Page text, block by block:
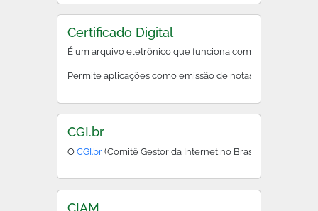
Certificado Digital
É um arquivo eletrônico que funciona como uma carteira
Permite aplicações como emissão de notas fiscais
CGI.br
OCGI.br (Comitê Gestor da Internet no Brasil) define
CIAM